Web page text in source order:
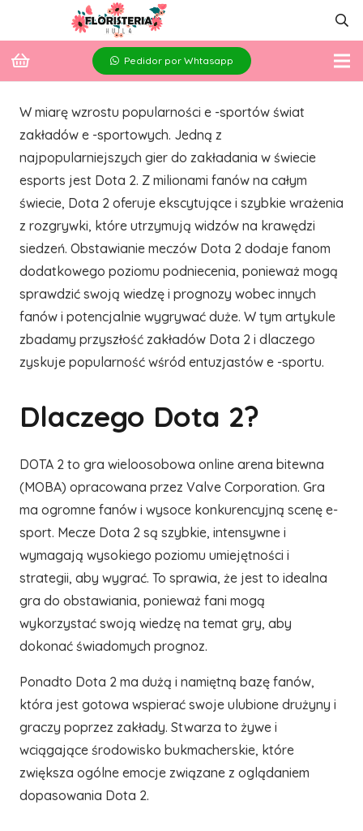
Pedidor por Whtasapp
W miarę wzrostu popularności e -sportów świat
zakładów e -sportowych. Jedną z
najpopularniejszych gier do zakładania w świecie
esports jest Dota 2. Z milionami fanów na całym
świecie, Dota 2 oferuje ekscytujące i szybkie wrażenia
z rozgrywki, które utrzymują widzów na krawędzi
siedzeń. Obstawianie meczów Dota 2 dodaje fanom
dodatkowego poziomu podniecenia, ponieważ mogą
sprawdzić swoją wiedzę i prognozy wobec innych
fanów i potencjalnie wygrywać duże. W tym artykule
zbadamy przyszłość zakładów Dota 2 i dlaczego
zyskuje popularność wśród entuzjastów e -sportu.
Dlaczego Dota 2?
DOTA 2 to gra wieloosobowa online arena bitewna
(MOBA) opracowana przez Valve Corporation. Gra
ma ogromne fanów i wysoce konkurencyjną scenę e-
sport. Mecze Dota 2 są szybkie, intensywne i
wymagają wysokiego poziomu umiejętności i
strategii, aby wygrać. To sprawia, że ​​jest to idealna
gra do obstawiania, ponieważ fani mogą
wykorzystać swoją wiedzę na temat gry, aby
dokonać świadomych prognoz.
Ponadto Dota 2 ma dużą i namiętną bazę fanów,
która jest gotowa wspierać swoje ulubione drużyny i
graczy poprzez zakłady. Stwarza to żywe i
wciągające środowisko bukmacherskie, które
zwiększa ogólne emocje związane z oglądaniem
dopasowania Dota 2.